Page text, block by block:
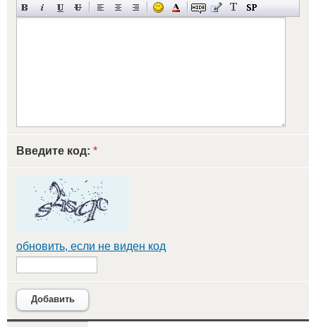
Введите код: *
обновить, если не виден код
Добавить